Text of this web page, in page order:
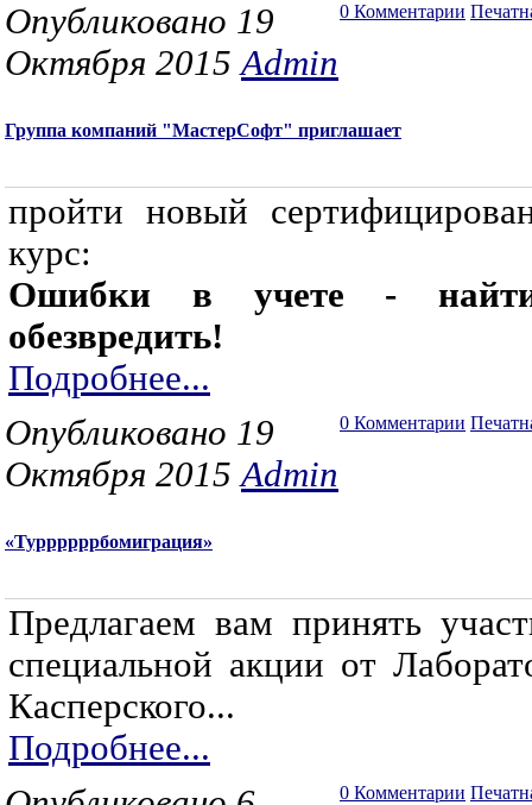
0 Комментарии
Опубликовано 19
Октября 2015Admin
Группа компаний "МастерСофт" приглашает
пройти новый
курс:
Ошибки в учете -
обезвредить!
Подробнее...
0 Комментарии
Опубликовано 19
Октября 2015Admin
«Туррррррбомиграция»
Предлагаем вам принять
специальной акции от
Касперского...
Подробнее...
0 Комментарии